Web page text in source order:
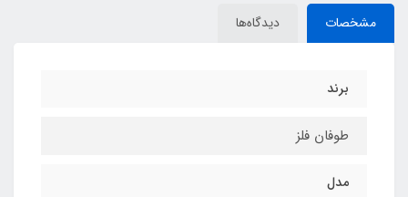
مشخصات دیدگاه‌ها
برند
طوفان فلز
مدل